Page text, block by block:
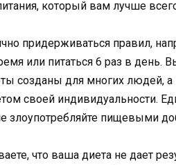
который вам лучше
придерживаться правил,
или питаться 6 раз в
созданы для многих людей, а
своей индивидуальности.
злоупотребляйте пищевыми
что ваша диета не дает